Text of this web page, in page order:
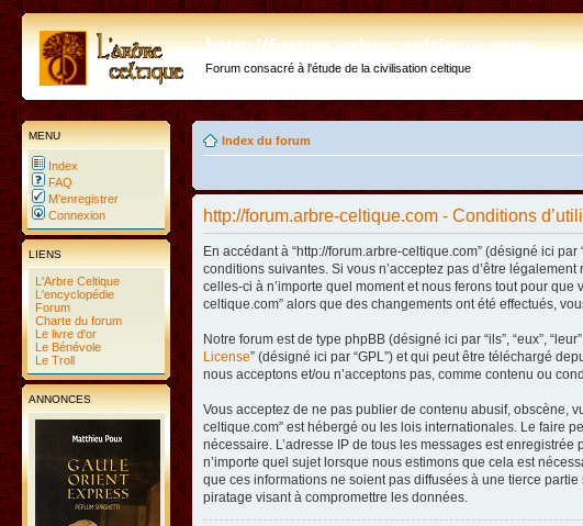
http://forum.arbre-celtique.com
Forum consacré à l'étude de la civilisation celtique
MENU
Index
FAQ
M’enregistrer
Connexion
LIENS
L'Arbre Celtique
L'encyclopédie
Forum
Charte du forum
Le livre d'or
Le Bénévole
Le Troll
ANNONCES
Index du forum
http://forum.arbre-celtique.com - Conditions
En accédant à “http://forum.arbre-celtique.com” (désigné ici par
conditions suivantes. Si vous n’acceptez pas d’être
celles-ci à n’importe quel moment et nous ferons tout pour
celtique.com” alors que des changements ont été effectués,
Notre forum est de type phpBB (désigné ici par “ils”, “eux”,
License” (désigné ici par “GPL”) et qui peut être téléchargé
nous acceptons et/ou n’acceptons pas, comme contenu ou
Vous acceptez de ne pas publier de contenu abusif, obscène,
celtique.com” est hébergé ou les lois internationales. Le faire
nécessaire. L’adresse IP de tous les messages est
n’importe quel sujet lorsque nous estimons que cela est
que ces informations ne soient pas diffusées à une tierce
piratage visant à compromettre les données.